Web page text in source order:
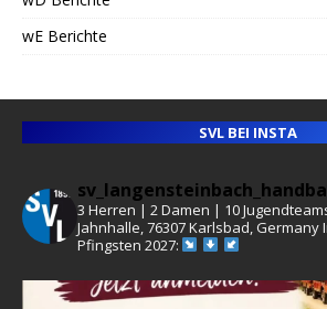
wE Berichte
SVL BEI INSTA
3 Herren | 2 Damen | 10
Jahnhalle, 76307 Karlsbad, Germany
Pfingsten 2027: